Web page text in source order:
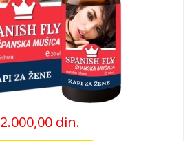
2.000,00 din.